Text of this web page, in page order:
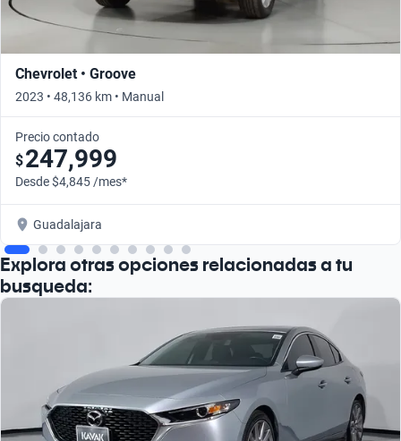
Chevrolet • Groove
2023 • 48,136 km • Manual
Precio contado
$247,999
Desde $4,845 /mes*
Guadalajara
Explora otras opciones relacionadas a tu
busqueda: